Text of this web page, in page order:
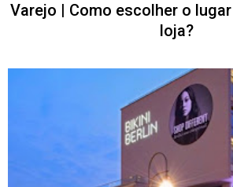
Varejo | Como escolher o
loja?